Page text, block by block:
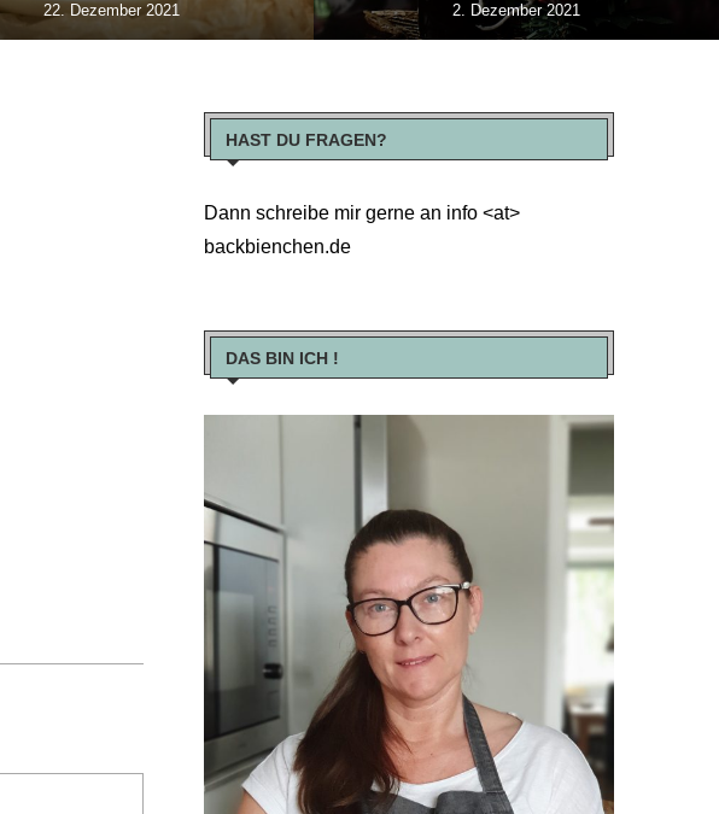
22. Dezember 2021 2. Dezember 2021
HAST DU FRAGEN?
Dann schreibe mir gerne an info <at>
backbienchen.de
DAS BIN ICH !